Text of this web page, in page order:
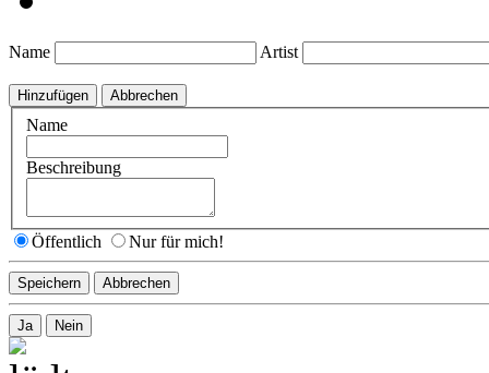
Name Artist
Name
Beschreibung
Öffentlich Nur für mich!